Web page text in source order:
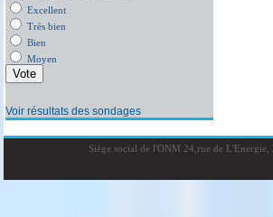
Excellent
Très bien
Bien
Moyen
Voir résultats des sondages
Siège social de l'ONM 24,rue de